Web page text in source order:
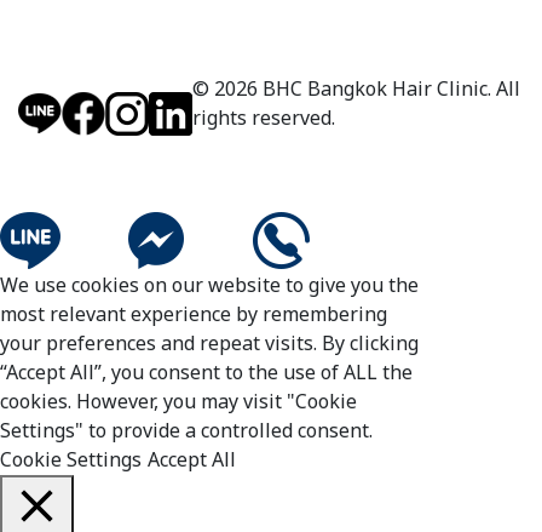
© 2026 BHC Bangkok Hair Clinic. All
rights reserved.
We use cookies on our website to give you the
most relevant experience by remembering
your preferences and repeat visits. By clicking
“Accept All”, you consent to the use of ALL the
cookies. However, you may visit "Cookie
Settings" to provide a controlled consent.
Cookie Settings Accept All